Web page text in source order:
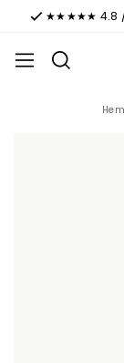
★★★★★ 4.8
Hem